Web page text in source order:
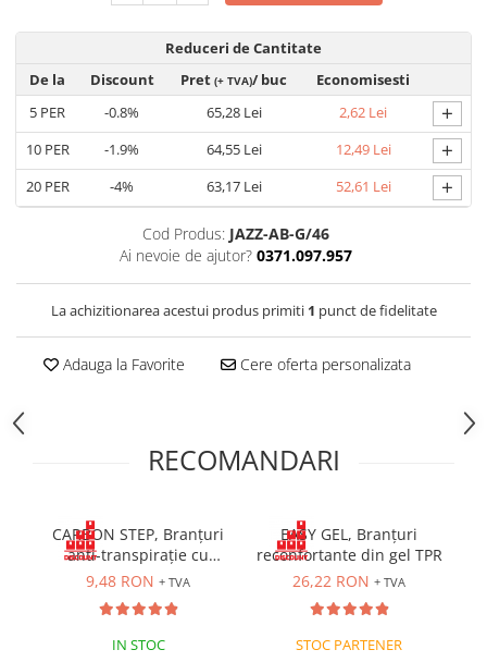
Îmbrăcăminte ANTICHIMICĂ |
MULTIRISC
Antichimice | Multirisc
Halate | Sorturi Antichimice |
Multirisc
Jachete | Bluze Antichimice |
Multirisc
Îmbrăcăminte IGNIFUGĂ (ANTI-
Jambiere Ignifuge
Costume | Combinezoane Ignifuge
Mânecuțe Ignifuge
Pantofi
Pantofi outdoor
Pantofi de lucru O1
Pantofi de lucru O2
Pantofi de protecție S1
Reduceri de Cantitate
De la
Discount Pret (+ TVA)/ buc
Economisesti
5 PER -0.8% 65,28 Lei 2,62 Lei +
10PER -1.9% 64,55 Lei 12,49 Lei +
20PER -4% 63,17 Lei 52,61 Lei +
Cod Produs: JAZZ-AB-G/46
Ai nevoie de ajutor? 0371.097.957
La achizitionarea acestui produs primiti 1 punct de fidelitate
Adauga la Favorite Cere oferta personalizata
RECOMANDARI
CARBON STEP, Branțuri
anti-transpirație cu
carbune activ
9,48 RON + TVA
IN STOC
EASY GEL, Branțuri
reconfortante din gel TPR
26,22 RON + TVA
STOC PARTENER